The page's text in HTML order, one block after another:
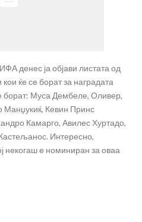
денес ја објави листата од
ќе се борат за наградата
борат: Муса Дембеле, Оливер,
Кевин Принс
Камарго, Авилес Хуртадо,
Интересно,
некогаш е номиниран за оваа